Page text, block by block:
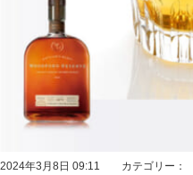
2024年3月8日 09:11 カテゴリー：